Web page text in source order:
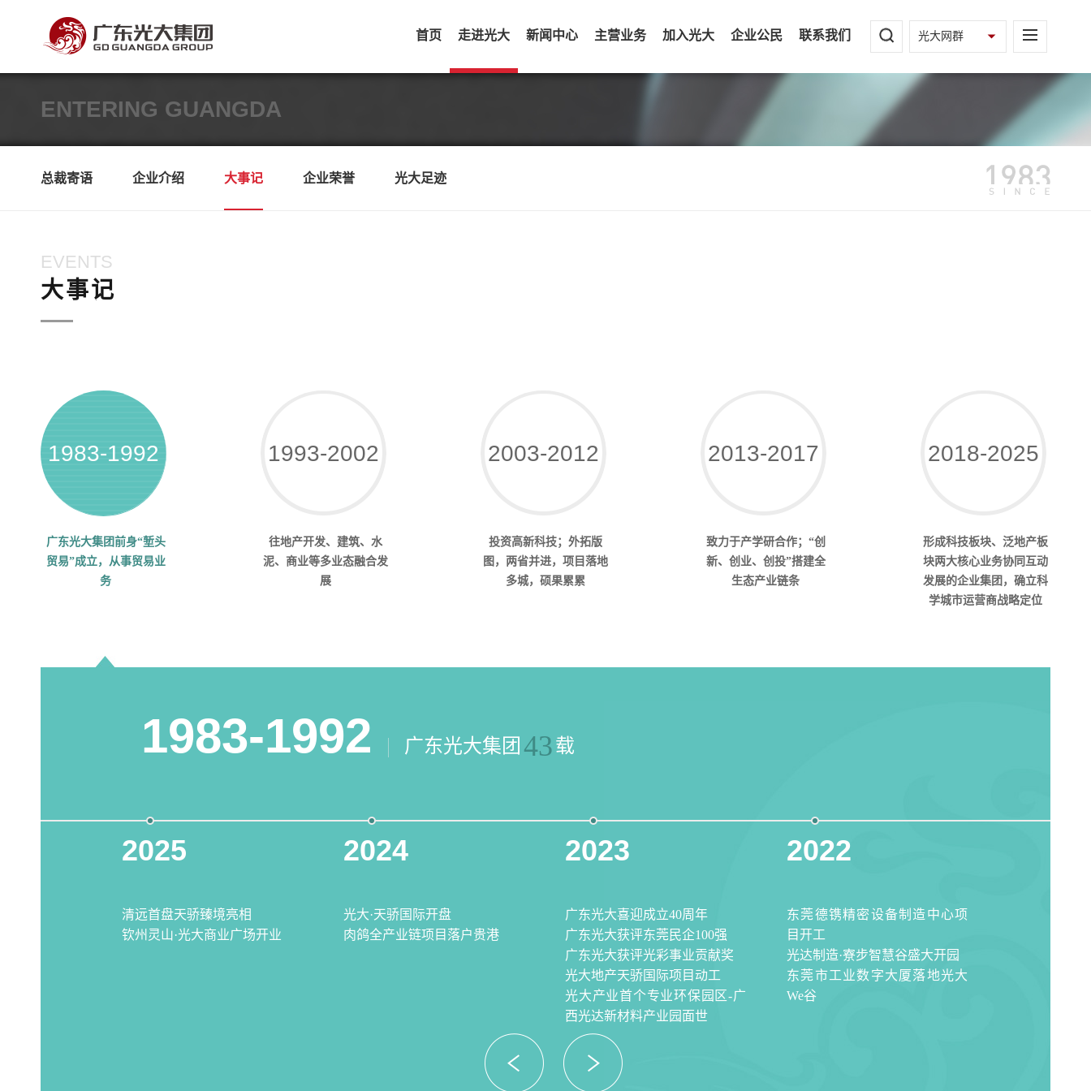
首页 走进光大 新闻中心 主营业务 加入光大 企业公民 联系我们 光大网群
ENTERING GUANGDA
总裁寄语 企业介绍 大事记 企业荣誉 光大足迹
EVENTS
大事记
1983-1992
广东光大集团前身“堑头
贸易”成立，从事贸易业
务
1993-2002
往地产开发、建筑、水
泥、商业等多业态融合发
展
2003-2012
投资高新科技；外拓版
图，两省并进，项目落地
多城，硕果累累
2013-2017
致力于产学研合作；“创
新、创业、创投”搭建全
生态产业链条
2018-2025
形成科技板块、泛地产板
块两大核心业务协同互动
发展的企业集团，确立科
学城市运营商战略定位
1983-1992 广东光大集团 43载
2025
清远首盘天骄臻境亮相
钦州灵山·光大商业广场开业
2024
光大·天骄国际开盘
肉鸽全产业链项目落户贵港
2023
广东光大喜迎成立40周年
广东光大获评东莞民企100强
广东光大获评光彩事业贡献奖
光大地产天骄国际项目动工
光大产业首个专业环保园区-广
西光达新材料产业园面世
2022
东莞德镌精密设备制造中心项
目开工
光达制造·寮步智慧谷盛大开园
东莞市工业数字大厦落地光大
We谷
next